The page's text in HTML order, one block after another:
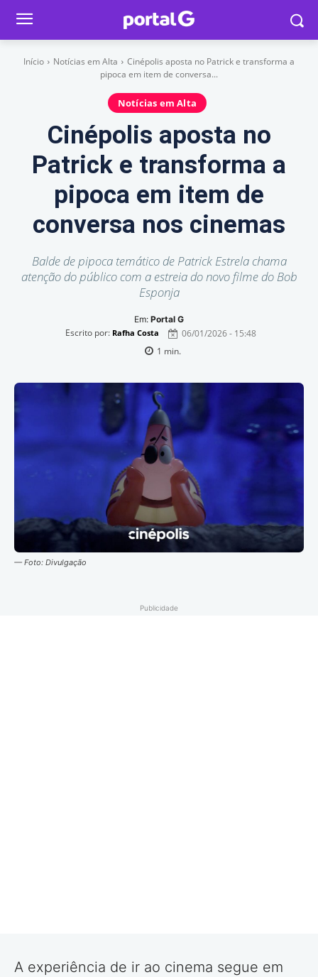
Início Notícias em Alta
Cinépolis aposta no Patrick e transforma a
pipoca em item de conversa...
Notícias em Alta
Cinépolis aposta no
Patrick e transforma a
pipoca em item de
conversa nos cinemas
Balde de pipoca temático de Patrick Estrela chama
atenção do público com a estreia do novo filme do Bob
Esponja
Em: Portal G
Escrito por: Rafha Costa
06/01/2026 - 15:48
1 min.
— Foto: Divulgação
Publicidade
A experiência de ir ao cinema segue em